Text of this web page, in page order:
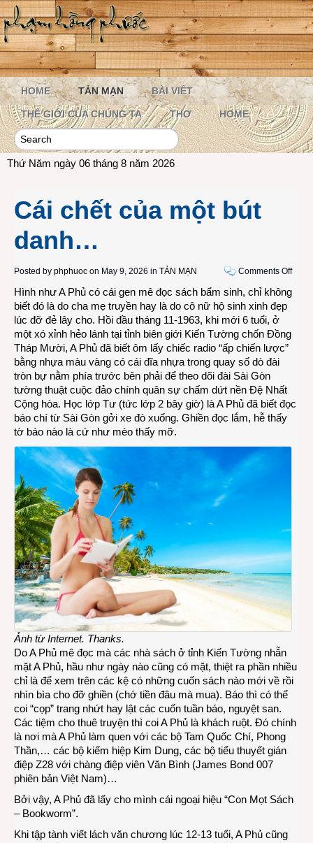
HOME TẢN MẠN BÀI VIẾT
THẾ GIỚI CỦA CHÚNG TA THƠ HOME
Thứ Năm ngày 06 tháng 8 năm 2026
Cái chết của một bút
danh…
Posted by phphuoc on May 9, 2026 in TẢN MẠN Comments Offon
chết
Hình như A Phủ có cái gen mê đọc sách bẩm sinh, chỉ không
biết đó là do cha mẹ truyền hay là do cô nữ hộ sinh xinh đẹp
lúc đỡ đẻ lây cho. Hồi đầu tháng 11-1963, khi mới 6 tuổi, ở
một xó xỉnh hẻo lánh tại tỉnh biên giới Kiến Tường chốn Đồng
Tháp Mười, A Phủ đã biết ôm lấy chiếc radio “ấp chiến lược”
bằng nhựa màu vàng có cái đĩa nhựa trong quay số dò đài
tròn bự nằm phía trước bên phải để theo dõi đài Sài Gòn
tường thuật cuộc đảo chính quân sự chấm dứt nền Đệ Nhất
Cộng hòa. Học lớp Tư (tức lớp 2 bây giờ) là A Phủ đã biết đọc
báo chí từ Sài Gòn gởi xe đò xuống. Ghiền đọc lắm, hễ thấy
tờ báo nào là cứ như mèo thấy mỡ.
Ảnh từ Internet. Thanks.
Do A Phủ mê đọc mà các nhà sách ở tỉnh Kiến Tường nhẵn
mặt A Phủ, hầu như ngày nào cũng có mặt, thiệt ra phần nhiều
chỉ là để xem trên các kệ có những cuốn sách nào mới về rồi
nhìn bìa cho đỡ ghiền (chớ tiền đâu mà mua). Báo thì có thể
coi “cọp” trang nhứt hay lật các cuốn tuần báo, nguyệt san.
Các tiệm cho thuê truyện thì coi A Phủ là khách ruột. Đó chính
là nơi mà A Phủ làm quen với các bộ Tam Quốc Chí, Phong
Thần,… các bộ kiếm hiệp Kim Dung, các bộ tiểu thuyết gián
điệp Z28 với chàng điệp viên Văn Bình (James Bond 007
phiên bản Việt Nam)…
Bởi vậy, A Phủ đã lấy cho mình cái ngoại hiệu “Con Mọt Sách
– Bookworm”.
Khi tập tành viết lách văn chương lúc 12-13 tuổi, A Phủ cũng